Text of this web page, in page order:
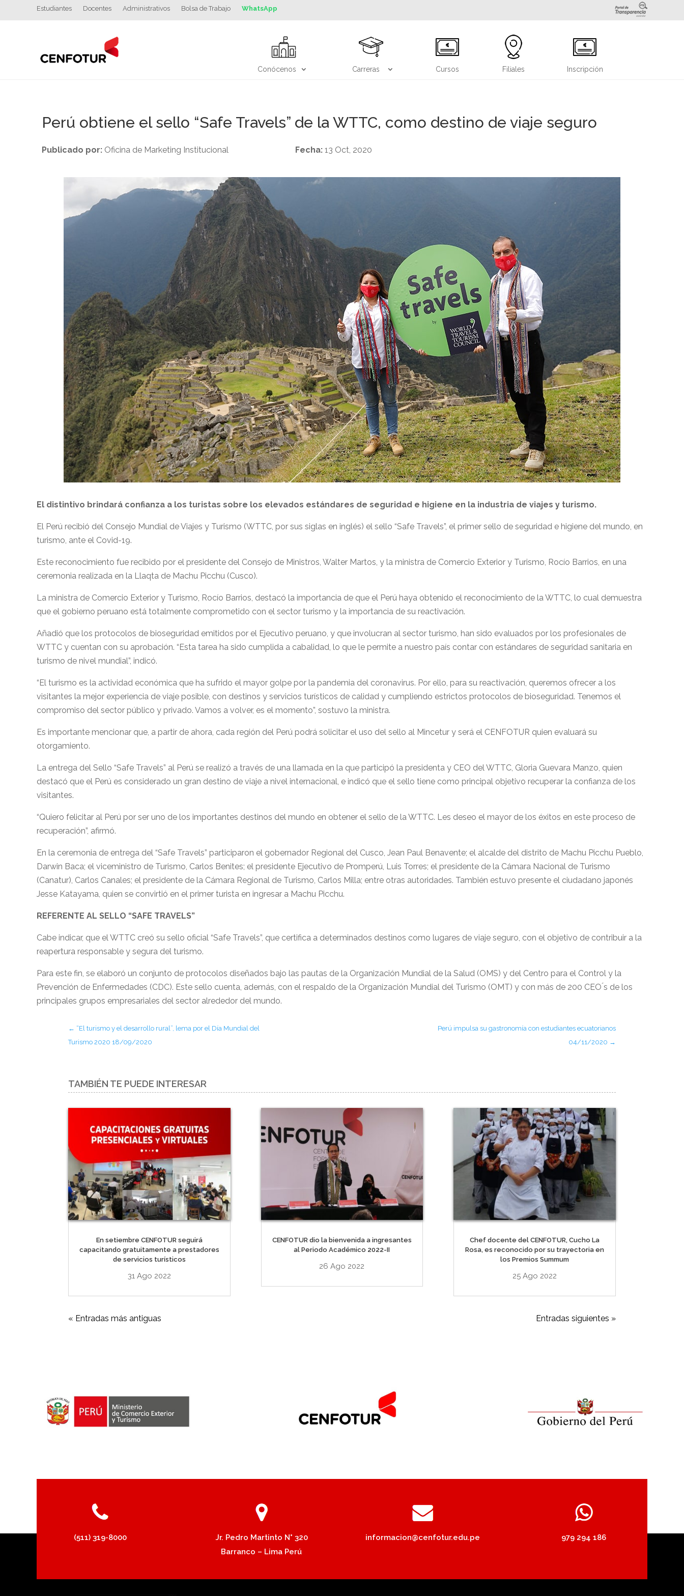
Estudiantes Docentes Administrativos Bolsa de Trabajo WhatsApp
Conócenos Carreras Cursos Filiales Inscripción
Perú obtiene el sello “Safe Travels” de la WTTC, como destino de viaje seguro
Publicado por: Oficina de Marketing Institucional Fecha: 13 Oct, 2020
El distintivo brindará confianza a los turistas sobre los elevados estándares de seguridad e higiene en la industria de viajes y turismo.
El Perú recibió del Consejo Mundial de Viajes y Turismo (WTTC, por sus siglas en inglés) el sello “Safe Travels”, el primer sello de seguridad e higiene del mundo, en
turismo, ante el Covid-19.
Este reconocimiento fue recibido por el presidente del Consejo de Ministros, Walter Martos, y la ministra de Comercio Exterior y Turismo, Rocío Barrios, en una
ceremonia realizada en la Llaqta de Machu Picchu (Cusco).
La ministra de Comercio Exterior y Turismo, Rocío Barrios, destacó la importancia de que el Perú haya obtenido el reconocimiento de la WTTC, lo cual demuestra
que el gobierno peruano está totalmente comprometido con el sector turismo y la importancia de su reactivación.
Añadió que los protocolos de bioseguridad emitidos por el Ejecutivo peruano, y que involucran al sector turismo, han sido evaluados por los profesionales de
WTTC y cuentan con su aprobación. “Esta tarea ha sido cumplida a cabalidad, lo que le permite a nuestro país contar con estándares de seguridad sanitaria en
turismo de nivel mundial”, indicó.
“El turismo es la actividad económica que ha sufrido el mayor golpe por la pandemia del coronavirus. Por ello, para su reactivación, queremos ofrecer a los
visitantes la mejor experiencia de viaje posible, con destinos y servicios turísticos de calidad y cumpliendo estrictos protocolos de bioseguridad. Tenemos el
compromiso del sector público y privado. Vamos a volver, es el momento”, sostuvo la ministra.
Es importante mencionar que, a partir de ahora, cada región del Perú podrá solicitar el uso del sello al Mincetur y será el CENFOTUR quien evaluará su
otorgamiento.
La entrega del Sello “Safe Travels” al Perú se realizó a través de una llamada en la que participó la presidenta y CEO del WTTC, Gloria Guevara Manzo, quien
destacó que el Perú es considerado un gran destino de viaje a nivel internacional, e indicó que el sello tiene como principal objetivo recuperar la confianza de los
visitantes.
“Quiero felicitar al Perú por ser uno de los importantes destinos del mundo en obtener el sello de la WTTC. Les deseo el mayor de los éxitos en este proceso de
recuperación”, afirmó.
En la ceremonia de entrega del “Safe Travels” participaron el gobernador Regional del Cusco, Jean Paul Benavente; el alcalde del distrito de Machu Picchu Pueblo,
Darwin Baca; el viceministro de Turismo, Carlos Benites; el presidente Ejecutivo de Promperú, Luis Torres; el presidente de la Cámara Nacional de Turismo
(Canatur), Carlos Canales; el presidente de la Cámara Regional de Turismo, Carlos Milla; entre otras autoridades. También estuvo presente el ciudadano japonés
Jesse Katayama, quien se convirtió en el primer turista en ingresar a Machu Picchu.
REFERENTE AL SELLO “SAFE TRAVELS”
Cabe indicar, que el WTTC creó su sello oficial “Safe Travels”, que certifica a determinados destinos como lugares de viaje seguro, con el objetivo de contribuir a la
reapertura responsable y segura del turismo.
Para este fin, se elaboró un conjunto de protocolos diseñados bajo las pautas de la Organización Mundial de la Salud (OMS) y del Centro para el Control y la
Prevención de Enfermedades (CDC). Este sello cuenta, además, con el respaldo de la Organización Mundial del Turismo (OMT) y con más de 200 CEO ́s de los
principales grupos empresariales del sector alrededor del mundo.
← “El turismo y el desarrollo rural”, lema por el Día Mundial del
Turismo 2020 18/09/2020
Perú impulsa su gastronomía con estudiantes ecuatorianos
04/11/2020 →
TAMBIÉN TE PUEDE INTERESAR
En setiembre CENFOTUR seguirá
capacitando gratuitamente a prestadores
de servicios turísticos
31 Ago 2022
CENFOTUR dio la bienvenida a ingresantes
al Periodo Académico 2022-II
26 Ago 2022
Chef docente del CENFOTUR, Cucho La
Rosa, es reconocido por su trayectoria en
los Premios Summum
25 Ago 2022
« Entradas más antiguas Entradas siguientes »
(511) 319-8000
Jr. Pedro Martinto N° 320
Barranco – Lima Perú
informacion@cenfotur.edu.pe 979 294 186